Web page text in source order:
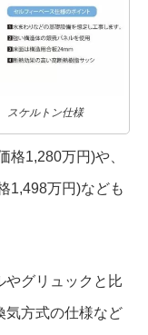
スケルトン仕様
格1,280万円)や、
1,498万円)なども
やグリュックと比
気方式の仕様など